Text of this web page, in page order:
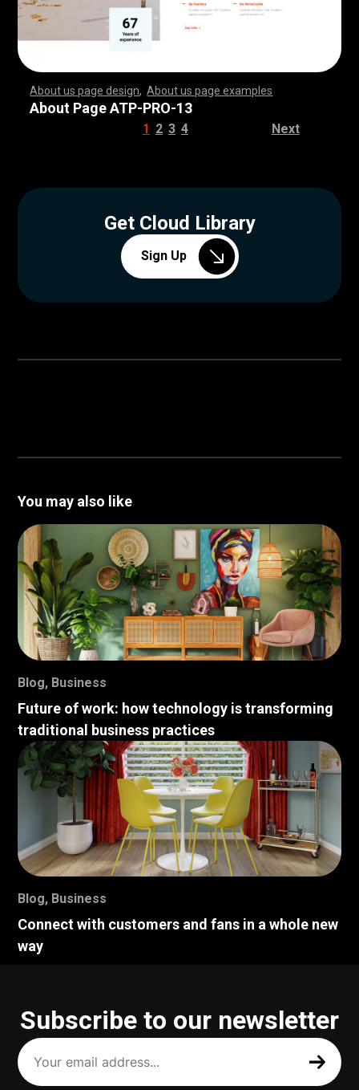
About us page design ,About us page examples
,,,,,,,,,,,,,,,,,,,,,,,, ,,,,,,,,,,,,,,,,,,,,,,,,,,,
,,,,,,,,,,,,,,,,,,,,,,,, ,,,,,,,,,,,,,,,,,,,,,,,,,,,
,,,,,,,,,,,,,,,,,,,,,,,, ,,,,,,,,,,,,,,,,,,,,,,,,,,,
,,,,,,,,,,,,,,,,,,,,,,,, ,,,,,,,,,,,,,,,,,,,,,,,,,,,
,,,,,,,,,,,,,,,,,,,,,,,, ,,,,,,,,,,,,,,,,,,,,,,,,,,,
,,,,,,,,,,,,,,,,,,,,,,,, ,,,,,,,,,,,,,,,,,,,,,,,,,,,
,,,,,,,,,,,,,,,,,,,,,,,, ,,,,,,,,,,,,,,,,,,,,,,,,,,,
,,,,,,,,,,,,,,,,,,,,,,,, ,,,,,,,,,,,,
About Page ATP-PRO-13
1 2 3 4 Next
Get Cloud Library
Sign Up
You may also like
Blog, Business
Future of work: how technology is transforming
traditional business practices
Blog, Business
Connect with customers and fans in a whole new
way
Subscribe to our newsletter
Your
email
address
(Required)